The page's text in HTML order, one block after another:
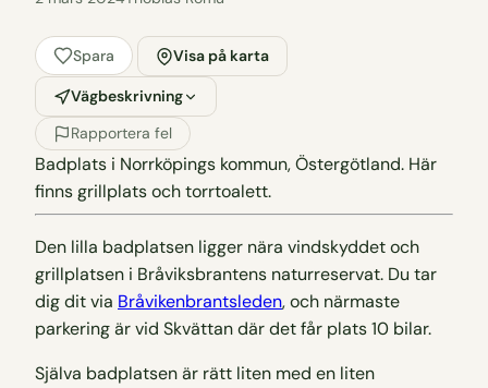
Spara Visa på karta
Vägbeskrivning
Rapportera fel
Badplats i Norrköpings kommun, Östergötland. Här
finns grillplats och torrtoalett.
Den lilla badplatsen ligger nära vindskyddet och
grillplatsen i Bråviksbrantens naturreservat. Du tar
dig dit via Bråvikenbrantsleden, och närmaste
parkering är vid Skvättan där det får plats 10 bilar.
Själva badplatsen är rätt liten med en liten